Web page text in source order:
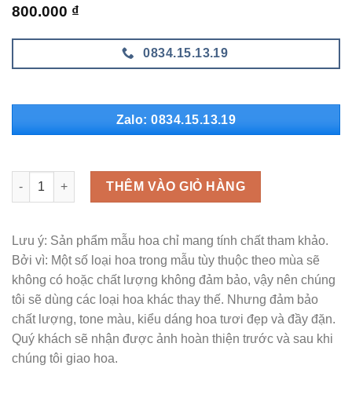
800.000 ₫
0834.15.13.19
Zalo: 0834.15.13.19
MLH - H390 số lượng
THÊM VÀO GIỎ HÀNG
Lưu ý: Sản phẩm mẫu hoa chỉ mang tính chất tham khảo.
Bởi vì: Một số loại hoa trong mẫu tùy thuộc theo mùa sẽ
không có hoặc chất lượng không đảm bảo, vậy nên chúng
tôi sẽ dùng các loại hoa khác thay thế. Nhưng đảm bảo
chất lượng, tone màu, kiểu dáng hoa tươi đẹp và đầy đặn.
Quý khách sẽ nhận được ảnh hoàn thiện trước và sau khi
chúng tôi giao hoa.